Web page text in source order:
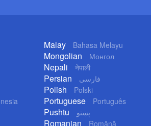
Malay Bahasa Melayu
Mongolian Монгол
Nepali नेपाली
Persian فارسی
Polish Polski
Portuguese Português
Pushtu پښتو
Romanian Română